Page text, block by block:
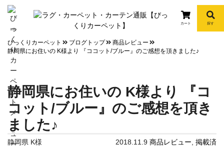
info
カート 探す
びっくりカーペット ブログトップ
商品レビュー
静岡県にお住いの K様より 『ココット/ブルー』のご感想を頂きました♪
静岡県にお住いの K様より 『コ
コット/ブルー』のご感想を頂き
ました♪
静岡県 K様 2018.11.9 商品レビュー 掲載済